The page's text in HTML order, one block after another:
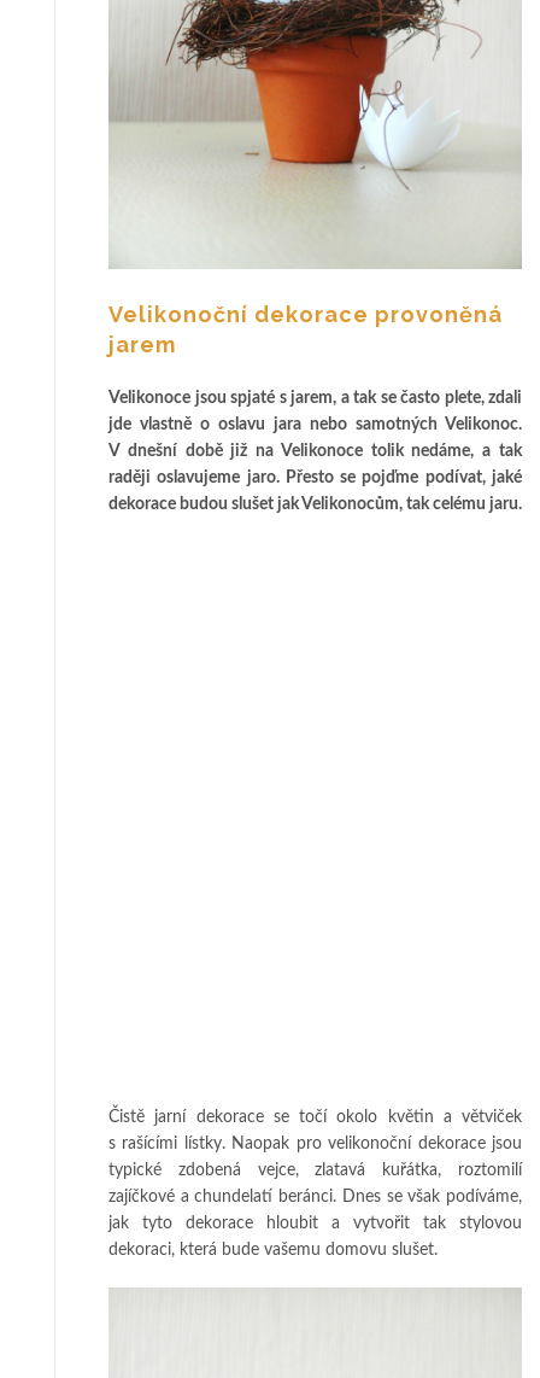
Velikonoční dekorace provoněná
jarem
Velikonoce jsou spjaté s jarem, a tak se často plete, zdali
jde vlastně o oslavu jara nebo samotných Velikonoc.
V dnešní době již na Velikonoce tolik nedáme, a tak
raději oslavujeme jaro. Přesto se pojďme podívat, jaké
dekorace budou slušet jak Velikonocům, tak celému jaru.
Čistě jarní dekorace se točí okolo květin a větviček
s rašícími lístky. Naopak pro velikonoční dekorace jsou
typické zdobená vejce, zlatavá kuřátka, roztomilí
zajíčkové a chundelatí beránci. Dnes se však podíváme,
jak tyto dekorace hloubit a vytvořit tak stylovou
dekoraci, která bude vašemu domovu slušet.